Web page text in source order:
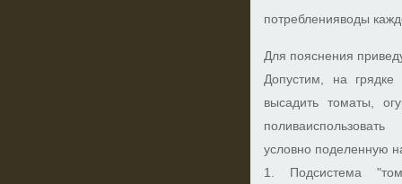
потребленияводы
Для пояснения
Допустим, на
высадить томаты,
условно поделенную
1. Подсистема